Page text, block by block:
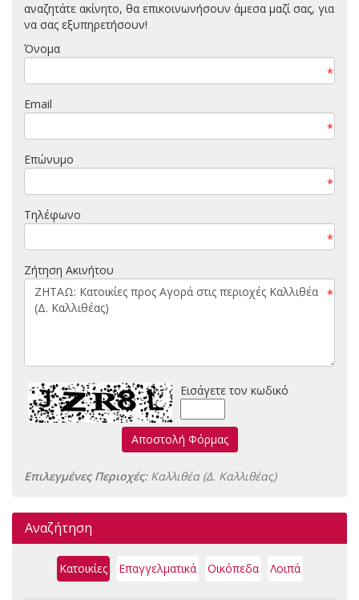
αναζητάτε ακίνητο, θα επικοινωνήσουν άμεσα μαζί σας, για
να σας εξυπηρετήσουν!
Όνομα
*
Email
*
Επώνυμο
*
Τηλέφωνο
*
Ζήτηση Ακινήτου
*
Εισάγετε τον κωδικό
Αποστολή Φόρμας
Επιλεγμένες Περιοχές: Καλλιθέα (Δ. Καλλιθέας)
Αναζήτηση
Κατοικίες Επαγγελματικά Οικόπεδα Λοιπά